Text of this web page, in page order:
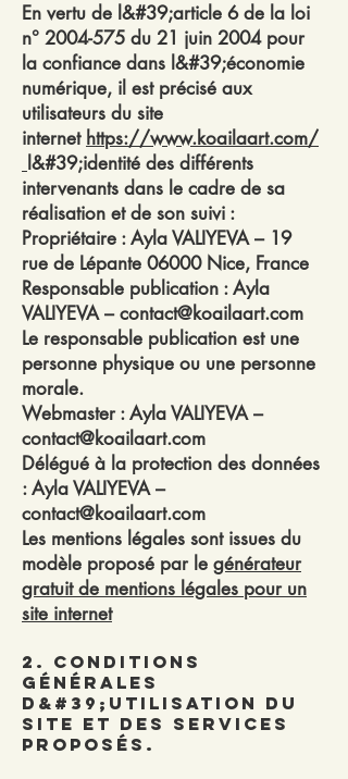
En vertu de l&#39;article 6 de la loi
n° 2004-575 du 21 juin 2004 pour
la confiance dans l&#39;économie
numérique, il est précisé aux
utilisateurs du site
internet https://www.koailaart.com/
l&#39;identité des différents
intervenants dans le cadre de sa
réalisation et de son suivi :
Propriétaire : Ayla VALIYEVA – 19
rue de Lépante 06000 Nice, France
Responsable publication : Ayla
VALIYEVA – contact@koailaart.com
Le responsable publication est une
personne physique ou une personne
morale.
Webmaster : Ayla VALIYEVA –
contact@koailaart.com
Délégué à la protection des données
: Ayla VALIYEVA –
contact@koailaart.com
Les mentions légales sont issues du
modèle proposé par le générateur
gratuit de mentions légales pour un
site internet
2. Conditions
générales
d&#39;utilisation du
site et des services
proposés.